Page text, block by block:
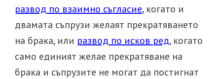
развод по взаимно съгласие, когато и
двамата съпрузи желаят прекратяването
на брака, или развод по исков ред, когато
само единият желае прекратяване на
брака и съпрузите не могат да постигнат